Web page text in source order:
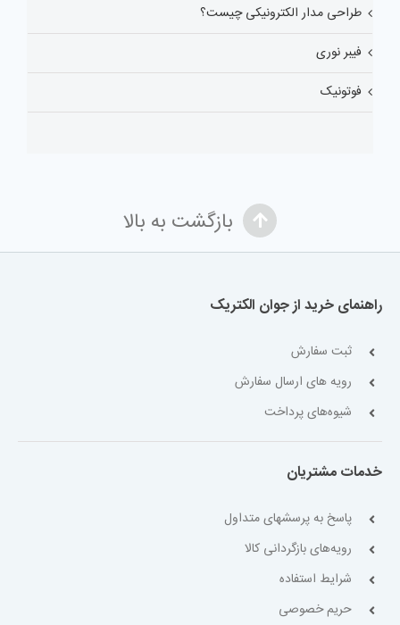
طراحی مدار الکترونیکی چیست؟
فیبر نوری
فوتونیک
بازگشت به بالا
راهنمای خرید از جوان الکتریک
ثبت سفارش
رویه های ارسال سفارش
شیوه‌های پرداخت
خدمات مشتریان
پاسخ به پرسشهای متداول
رویه‌های بازگردانی کالا
شرایط استفاده
حریم خصوصی